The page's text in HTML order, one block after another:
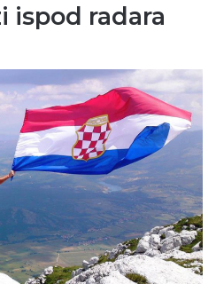
ispod radara